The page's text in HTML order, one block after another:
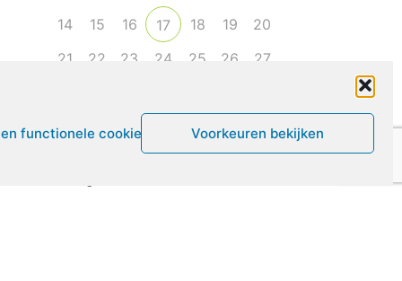
functionele cookies Voorkeuren bekijken
14
15 16 17 18 19
20
21
22 23 24 25 26
27
Leven met ME/CVS en POTS